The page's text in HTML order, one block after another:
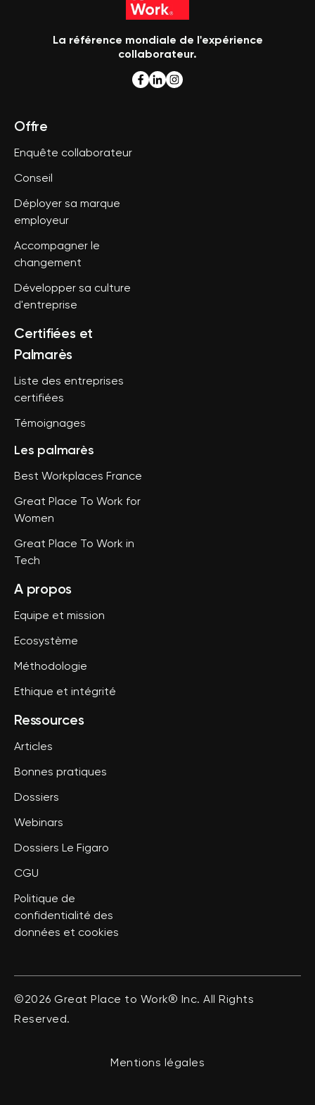
La référence mondiale de l'expérience
collaborateur.
Offre
Enquête collaborateur
Conseil
Déployer sa marque
employeur
Accompagner le
changement
Développer sa culture
d'entreprise
Certifiées et
Palmarès
Liste des entreprises
certifiées
Témoignages
Les palmarès
Best Workplaces France
Great Place To Work for
Women
Great Place To Work in
Tech
A propos
Equipe et mission
Ecosystème
Méthodologie
Ethique et intégrité
Ressources
Articles
Bonnes pratiques
Dossiers
Webinars
Dossiers Le Figaro
CGU
Politique de
confidentialité des
données et cookies
©2026 Great Place to Work® Inc. All Rights
Reserved.
Mentions légales